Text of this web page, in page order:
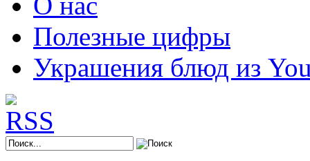
Полезные цифры
Украшения блюд из